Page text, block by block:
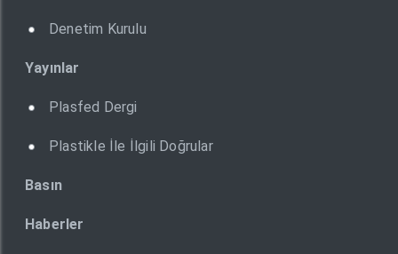
Denetim Kurulu
Yayınlar
Plasfed Dergi
Plastikle İle İlgili Doğrular
Basın
Haberler